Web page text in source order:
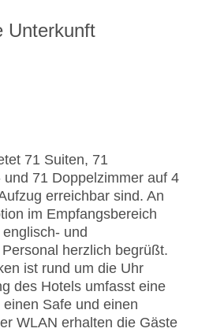
Unterkunft
71 Suiten, 71
71 Doppelzimmer auf 4
erreichbar sind. An
im Empfangsbereich
und
herzlich begrüßt.
ist rund um die Uhr
des Hotels umfasst eine
Safe und einen
WLAN erhalten die Gäste